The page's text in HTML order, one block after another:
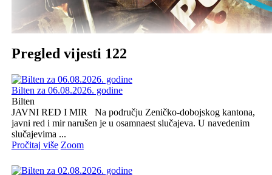
Pregled vijesti 122
Bilten za 06.08.2026. godine
Bilten
JAVNI RED I MIR Na području Zeničko-dobojskog kantona,
javni red i mir narušen je u osamnaest slučajeva. U navedenim
slučajevima ...
Pročitaj više Zoom